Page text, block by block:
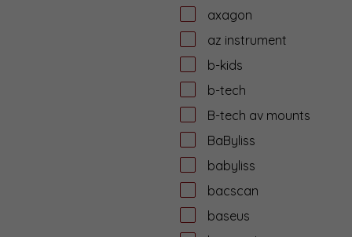
axagon
az instrument
b-kids
b-tech
B-tech av mounts
BaByliss
babyliss
bacscan
baseus